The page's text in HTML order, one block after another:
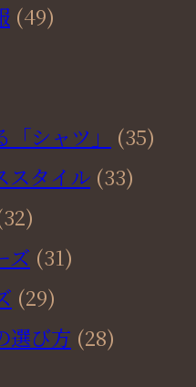
(49)
シャツ」
(35)
スタイル (33)
ズ (31)
(29)
選び方 (28)